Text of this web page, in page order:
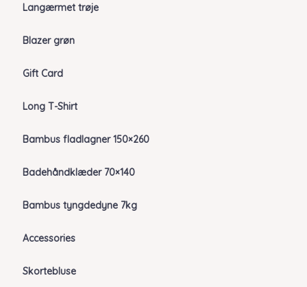
Langærmet trøje
Blazer grøn
Gift Card
Long T-Shirt
Bambus fladlagner 150×260
Badehåndklæder 70×140
Bambus tyngdedyne 7kg
Accessories
Skortebluse